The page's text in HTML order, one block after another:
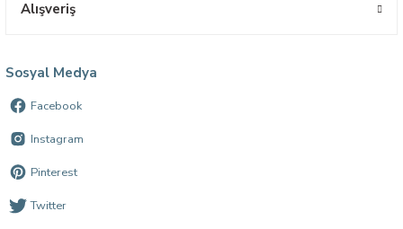
Alışveriş
Sosyal Medya
Facebook
Instagram
Pinterest
Twitter